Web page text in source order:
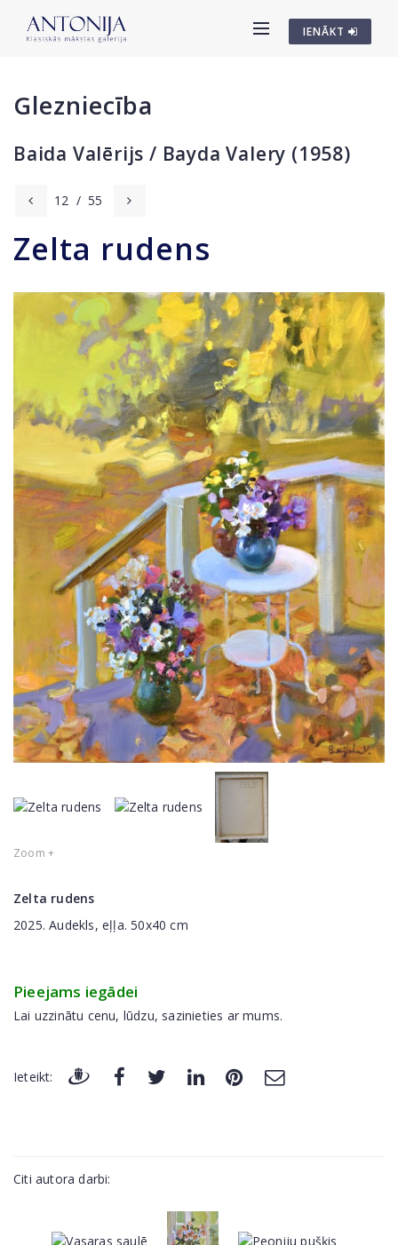
IENĀKT
Glezniecība
Baida Valērijs / Bayda Valery (1958)
12 / 55
Zelta rudens
Zoom +
Zelta rudens
2025. Audekls, eļļa. 50x40 cm
Pieejams iegādei
Lai uzzinātu cenu, lūdzu, sazinieties ar mums.
Ieteikt:
Citi autora darbi: